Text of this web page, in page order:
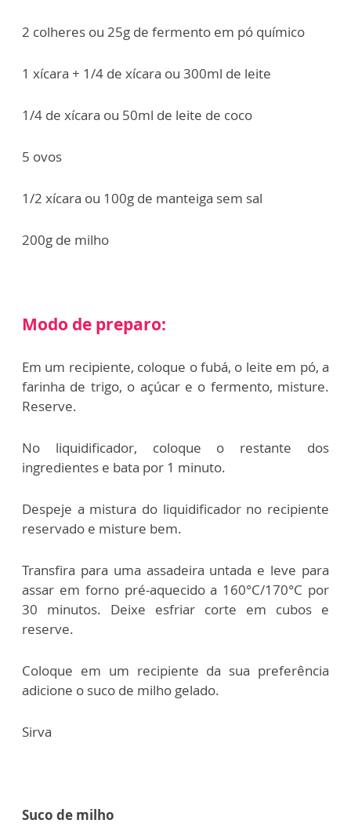
2 colheres ou 25g de fermento em pó químico
1 xícara + 1/4 de xícara ou 300ml de leite
1/4 de xícara ou 50ml de leite de coco
5 ovos
1/2 xícara ou 100g de manteiga sem sal
200g de milho
Modo de preparo:
Em um recipiente, coloque o fubá, o leite em pó, a
farinha de trigo, o açúcar e o fermento, misture.
Reserve.
No liquidificador, coloque o restante dos
ingredientes e bata por 1 minuto.
Despeje a mistura do liquidificador no recipiente
reservado e misture bem.
Transfira para uma assadeira untada e leve para
assar em forno pré-aquecido a 160°C/170°C por
30 minutos. Deixe esfriar corte em cubos e
reserve.
Coloque em um recipiente da sua preferência
adicione o suco de milho gelado.
Sirva
Suco de milho